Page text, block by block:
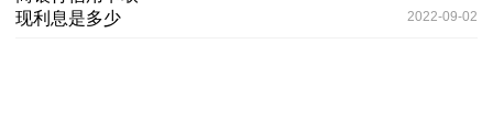
2022-09-02